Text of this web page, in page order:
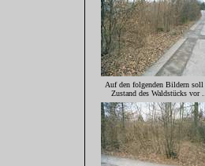
Auf den folgenden Bildern soll
Zustand des Waldstücks vor